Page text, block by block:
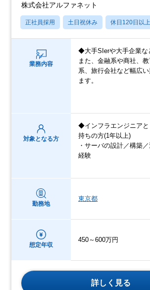
株式会社アルファネット
正社員採用 土日祝休み 休日120日以上
業務内容
◆大手SIerや大手企業な
また、金融系や商社、
系、旅行会社など幅広
ます。
対象となる方
◆インフラエンジニアと
持ちの方(1年以上)
・サーバの設計／構築
経験
勤務地
東京都
想定年収
450～600万円
詳しく見る